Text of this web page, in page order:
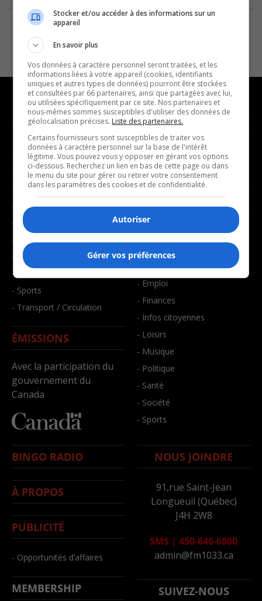
NOUVELLES
- Affaires municipales
- Communauté / Social
- Culture
- Économie
- Éducation
- Environnement
- Faits divers
- Santé et bien-être
- Sports
- Transport / Circulation
ÉMISSIONS
Avec la participation du
gouvernement du
Canada
MUSIQUE
- Décompte franco
- Joué récemment
BALADOS
- Affaires
- Art de vivre
- Bien-être
- Emploi
- Finances
- Infos citoyennes
- Loisirs
- Musique
- Politique
- Santé
- Société
- Sports
BINGO RADIO
À PROPOS
PUBLICITÉ
- Opportunités d’affaires
MEMBERSHIP
NOUS JOINDRE
91,rue Saint-Jean
Longueuil (Québec)
J4H 2W8
SMS | 450-646-6800
admin@fm1033.ca
SUIVEZ-NOUS
Stocker et/ou accéder à des informations sur un
appareil
En savoir plus
Vos données à caractère personnel seront traitées, et les
informations liées à votre appareil (cookies, identifiants
uniques et autres types de données) pourront être stockées
et consultées par 66 partenaires, ainsi que partagées avec lui,
ou utilisées spécifiquement par ce site. Nos partenaires et
nous-mêmes sommes susceptibles d'utiliser des données de
géolocalisation précises. Liste des partenaires.
Certains fournisseurs sont susceptibles de traiter vos
données à caractère personnel sur la base de l'intérêt
légitime. Vous pouvez vous y opposer en gérant vos options
ci-dessous. Recherchez un lien en bas de cette page ou dans
le menu du site pour gérer ou retirer votre consentement
dans les paramètres des cookies et de confidentialité.
Autoriser
Gérer vos préférences